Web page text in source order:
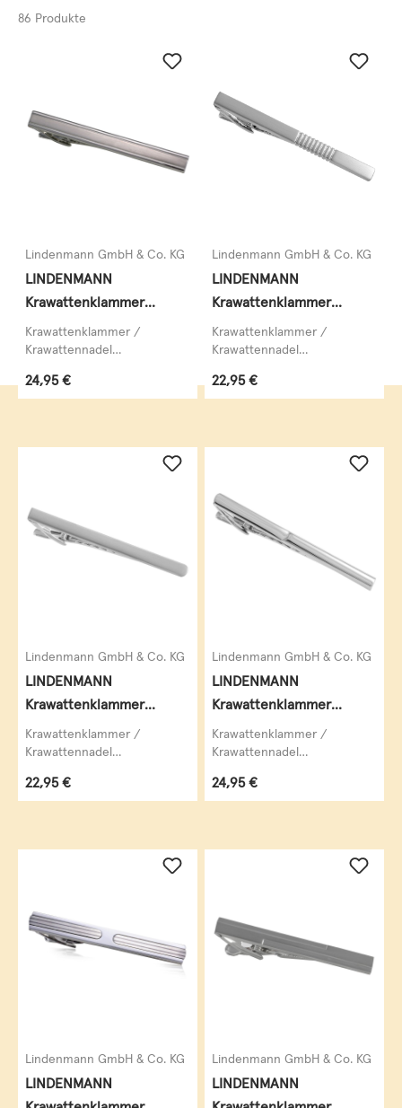
86 Produkte
Lindenmann GmbH & Co. KG
LINDENMANN
Krawattenklammer
Krawattennadel
Krawattenklammer /
Krawattennadel
krawattenschonende
hochwertige Alligator-
Regulärer Preis:
24,95 €
Lindenmann GmbH & Co. KG
LINDENMANN
Krawattenklammer
Krawattennadel
Krawattenklammer /
Krawattennadel
krawattenschonende
hochwertige Alligator-
Regulärer Preis:
22,95 €
Lindenmann GmbH & Co. KG
LINDENMANN
Krawattenklammer
Krawattennadel
silberfarben
Krawattenklammer /
Krawattennadel
krawattenschonende
hochwertige Alligator-
Regulärer Preis:
22,95 €
Lindenmann GmbH & Co. KG
LINDENMANN
Krawattenklammer
Krawattennadel
Krawattenklammer /
Krawattennadel
krawattenschonende
hochwertige Alligator-
Regulärer Preis:
24,95 €
Lindenmann GmbH & Co. KG
LINDENMANN
Lindenmann GmbH & Co. KG
LINDENMANN